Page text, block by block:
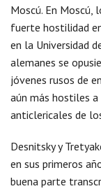
Moscú. En Moscú,
fuerte hostilidad
en la Universidad
alemanes se
jóvenes rusos de
aún más hostiles
anticlericales de
Desnitsky y
en sus primeros
buena parte